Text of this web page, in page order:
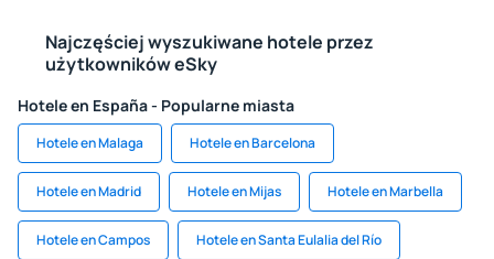
Najczęściej wyszukiwane hotele przez
użytkowników eSky
Hotele en España - Popularne miasta
Hotele en Malaga Hotele en Barcelona
Hotele en Madrid Hotele en Mijas Hotele en Marbella
Hotele en Campos Hotele en Santa Eulalia del Río